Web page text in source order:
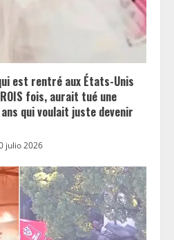
est rentré aux États-Unis
fois, aurait tué une
qui voulait juste devenir
julio 2026